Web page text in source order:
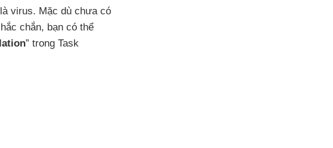
virus. Mặc dù chưa có
chắn, bạn có thể
” trong Task